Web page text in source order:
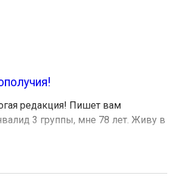
редакция! Пишет вам
3 группы, мне 78 лет. Живу в